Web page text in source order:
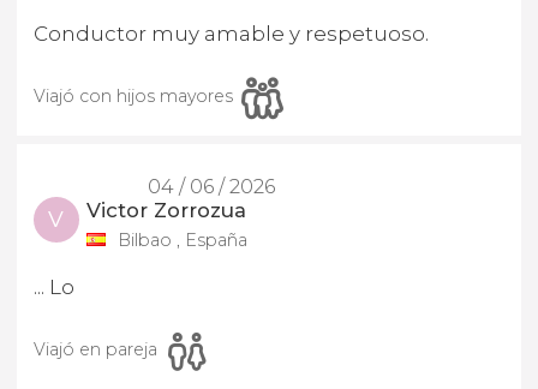
Conductor muy amable y respetuoso.
Viajó con hijos mayores
04 / 06 / 2026
V Victor Zorrozua
Bilbao , España
... Lo
Viajó en pareja